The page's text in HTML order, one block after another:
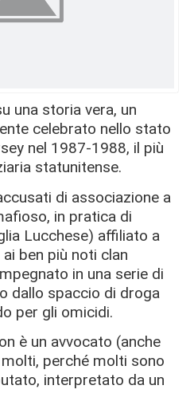
una storia vera, un
celebrato nello stato
nel 1987-1988, il più
statunitense.
di associazione a
in pratica di
Lucchese) affiliato a
ben più noti clan
in una serie di
dallo spaccio di droga
per gli omicidi.
è un avvocato (anche
perché molti sono
interpretato da un